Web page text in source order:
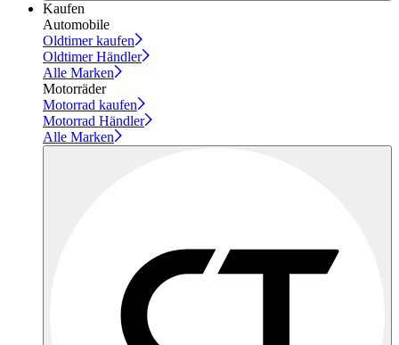
Kaufen
Automobile
Oldtimer kaufen
Oldtimer Händler
Alle Marken
Motorräder
Motorrad kaufen
Motorrad Händler
Alle Marken